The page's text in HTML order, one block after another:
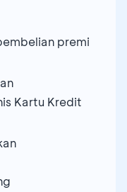
premi
Kartu Kredit